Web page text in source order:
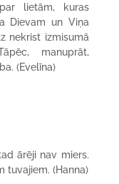
lietām, kuras
Dievam un Viņa
nekrist izmisumā
manuprāt,
(Evelīna)
ārēji nav miers.
tuvajiem. (Hanna)